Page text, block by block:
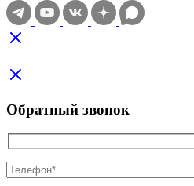
Обратный звонок